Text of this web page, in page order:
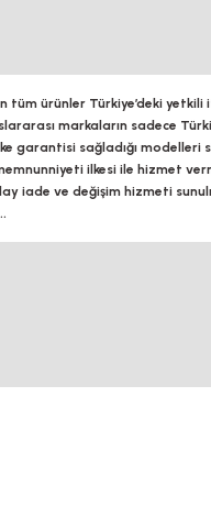
tüm ürünler Türkiye’deki
markaların sadece
garantisi sağladığı modelleri
ilkesi ile hizmet
iade ve değişim hizmeti